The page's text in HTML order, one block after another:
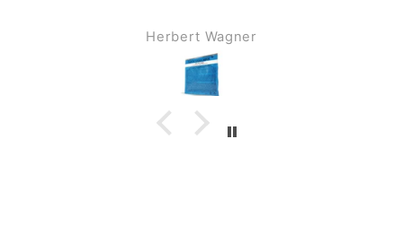
Herbert Wagner